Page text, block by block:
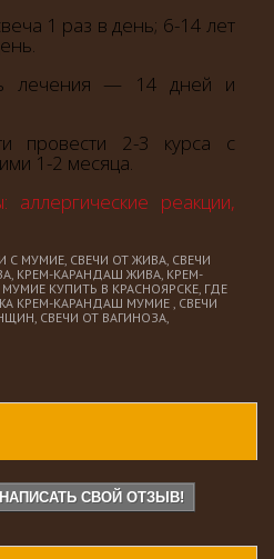
1 раз в день; 6-14 лет
лечения — 14 дней и
провести 2-3 курса с
1-2 месяца.
реакции,
С МУМИЕ, СВЕЧИ ОТ ЖИВА, СВЕЧИ
КРЕМ-КАРАНДАШ ЖИВА, КРЕМ-
КУПИТЬ В КРАСНОЯРСКЕ, ГДЕ
КРЕМ-КАРАНДАШ МУМИЕ , СВЕЧИ
СВЕЧИ ОТ ВАГИНОЗА,
СВОЙ ОТЗЫВ!